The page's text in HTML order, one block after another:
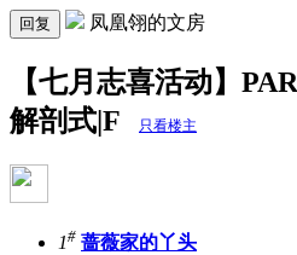
回复 凤凰翎的文房
【七月志喜活动】
解剖式|F
只看楼主
1# 蔷薇家的丫头